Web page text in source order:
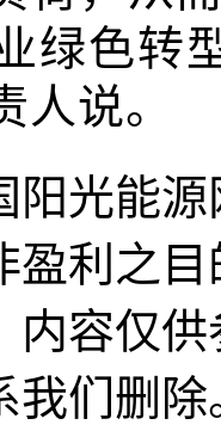
绿色转
说。
阳光能
盈利之
内容仅
我们删除